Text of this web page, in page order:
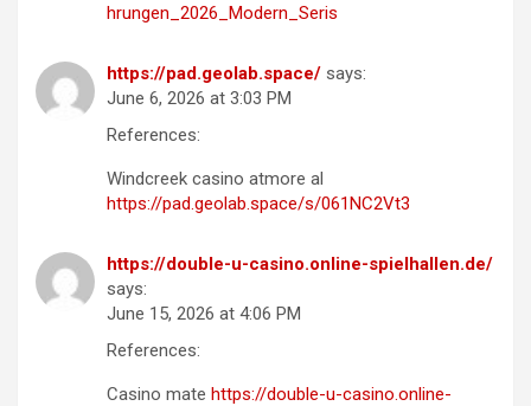
hrungen_2026_Modern_Seris
https://pad.geolab.space/ says:
June 6, 2026 at 3:03 PM
References:
Windcreek casino atmore al
https://pad.geolab.space/s/061NC2Vt3
https://double-u-casino.online-spielhallen.de/
says:
June 15, 2026 at 4:06 PM
References:
Casino mate https://double-u-casino.online-